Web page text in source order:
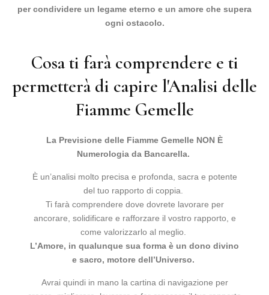
per condividere un legame eterno e un amore che supera
ogni ostacolo.
Cosa ti farà comprendere e ti
permetterà di capire l'Analisi delle
Fiamme Gemelle
La Previsione delle Fiamme Gemelle NON È
Numerologia da Bancarella.
È un’analisi molto precisa e profonda, sacra e potente
del tuo rapporto di coppia.
Ti farà comprendere dove dovrete lavorare per
ancorare, solidificare e rafforzare il vostro rapporto, e
come valorizzarlo al meglio.
L’Amore, in qualunque sua forma è un dono divino
e sacro, motore dell’Universo.
Avrai quindi in mano la cartina di navigazione per